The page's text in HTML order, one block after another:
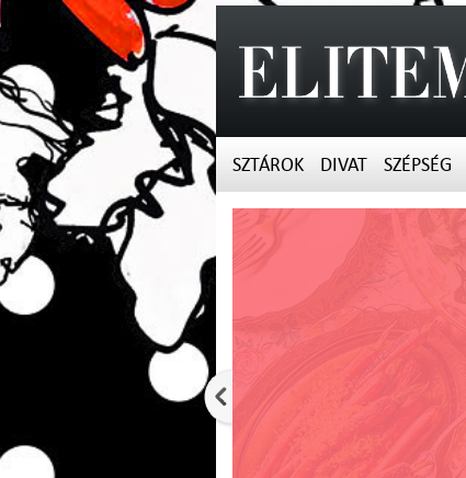
SZTÁROK DIVAT SZÉPSÉG